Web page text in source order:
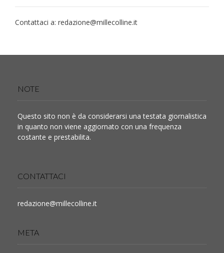
Contattaci a: redazione@millecolline.it
NOTE
Questo sito non è da considerarsi una testata giornalistica
in quanto non viene aggiornato con una frequenza
costante e prestabilita.
CONTATTACI
redazione@millecolline.it
META